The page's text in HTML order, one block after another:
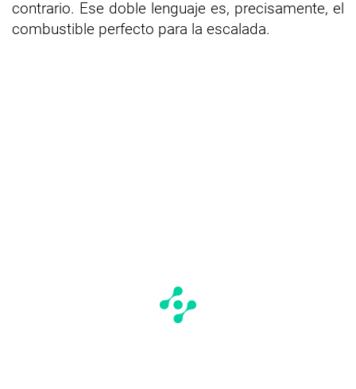
contrario. Ese doble lenguaje es, precisamente, el
combustible perfecto para la escalada.